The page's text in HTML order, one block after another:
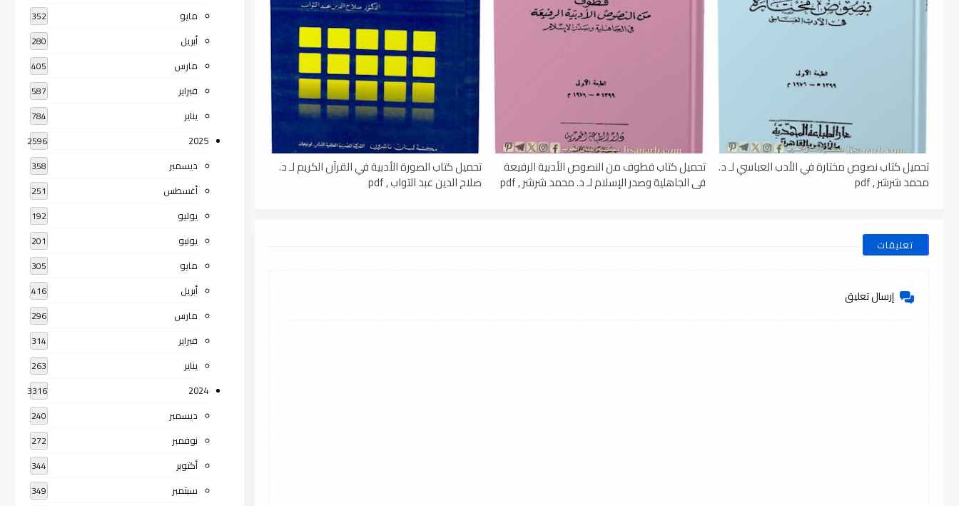
تحميل كتاب نصوص مختارة في الأدب العباسي لـ د.
محمد شرشر , pdf
تحميل كتاب قطوف من النصوص الأدبية الرفيعة
فى الجاهلية وصدر الإسلام لـ د. محمد شرشر , pdf
تحميل كتاب الصورة الأدبية في القرآن الكريم لـ د.
صلاح الدين عبد التواب , pdf
تعليقات
إرسال تعليق
مايو 352
أبريل 280
مارس 405
فبراير 587
يناير 784
2025
2596
ديسمبر 358
أغسطس 251
يوليو 192
يونيو 201
مايو 305
أبريل 416
مارس 296
فبراير 314
يناير 263
2024
3316
ديسمبر 240
نوفمبر 272
أكتوبر 344
سبتمبر 349